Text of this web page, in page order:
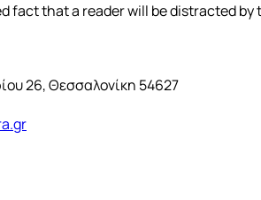
fact that a reader will be distracted
26, Θεσσαλονίκη 54627